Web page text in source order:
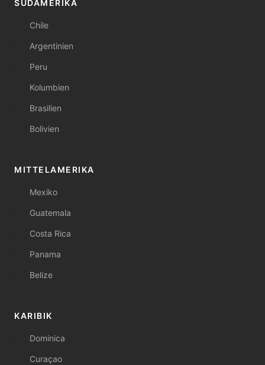
SÜDAMERIKA
Chile
Argentinien
Peru
Kolumbien
Brasilien
Bolivien
MITTELAMERIKA
Mexiko
Guatemala
Costa Rica
Panama
Belize
KARIBIK
Dominica
Curaçao